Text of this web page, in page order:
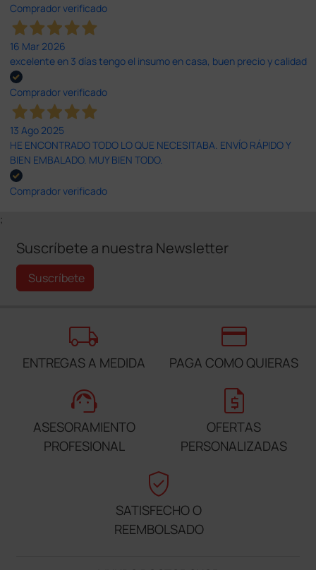
Comprador verificado
16 Mar 2026
excelente en 3 días tengo el insumo en casa, buen precio y calidad
Comprador verificado
13 Ago 2025
HE ENCONTRADO TODO LO QUE NECESITABA. ENVÍO RÁPIDO Y
BIEN EMBALADO. MUY BIEN TODO.
Comprador verificado
;
Suscríbete a nuestra Newsletter
Suscríbete
local_shipping
ENTREGAS A MEDIDA
credit_card
PAGA COMO QUIERAS
support_agent
ASESORAMIENTO
PROFESIONAL
request_quote
OFERTAS
PERSONALIZADAS
verified_user
SATISFECHO O
REEMBOLSADO